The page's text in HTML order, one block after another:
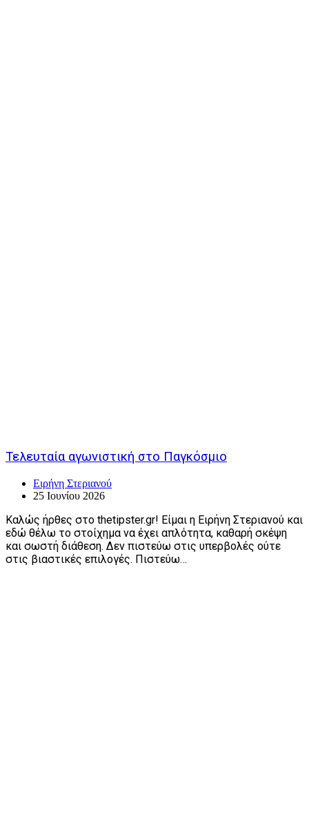
Τελευταία αγωνιστική στο Παγκόσμιο
Ειρήνη Στεριανού
25 Ιουνίου 2026
Καλώς ήρθες στο thetipster.gr! Είμαι η Ειρήνη Στεριανού και
εδώ θέλω το στοίχημα να έχει απλότητα, καθαρή σκέψη
και σωστή διάθεση. Δεν πιστεύω στις υπερβολές ούτε
στις βιαστικές επιλογές. Πιστεύω…